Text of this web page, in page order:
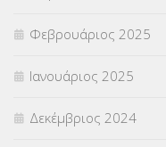
Φεβρουάριος 2025
Ιανουάριος 2025
Δεκέμβριος 2024